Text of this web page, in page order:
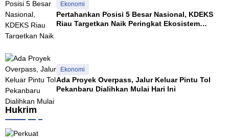
Ekonomi
Pertahankan Posisi 5 Besar Nasional, KDEKS
Riau Targetkan Naik Peringkat Ekosistem
Ekonomi
Ada Proyek Overpass, Jalur Keluar Pintu Tol
Pekanbaru Dialihkan Mulai Hari Ini
Hukrim